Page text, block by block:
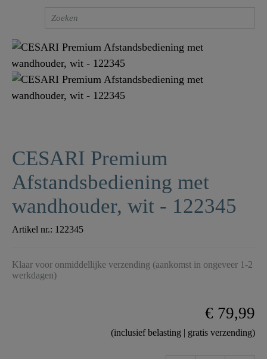
CESARI Premium
Afstandsbediening met
wandhouder, wit - 122345
Artikel nr.: 122345
Klaar voor onmiddellijke verzending (aankomst in ongeveer 1-2
werkdagen)
€ 79,99
(inclusief belasting | gratis verzending)